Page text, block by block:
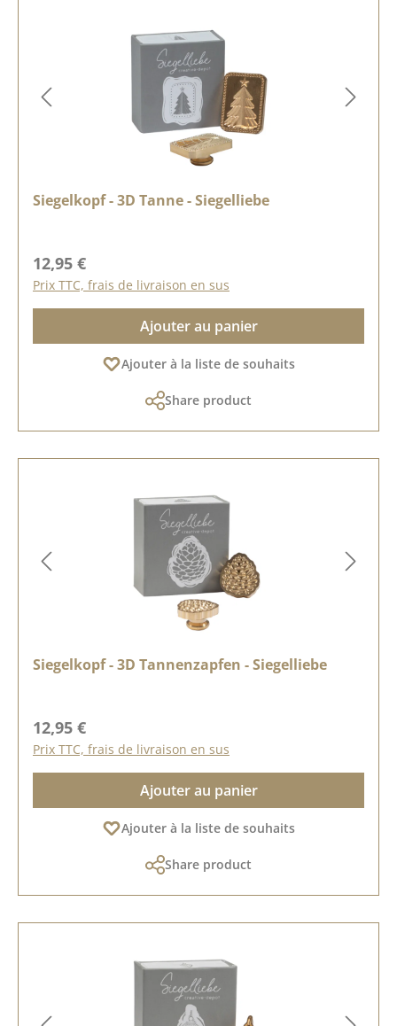
Siegelkopf - 3D Tanne - Siegelliebe
Prix régulier :
12,95 €
Prix TTC, frais de livraison en sus
Ajouter au panier
Ajouter à la liste de souhaits
Share product
Siegelkopf - 3D Tannenzapfen - Siegelliebe
Prix régulier :
12,95 €
Prix TTC, frais de livraison en sus
Ajouter au panier
Ajouter à la liste de souhaits
Share product